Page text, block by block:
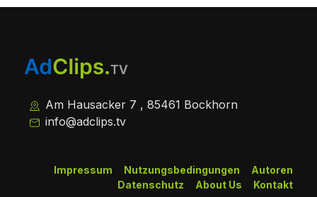
Am Hausacker 7 , 85461 Bockhorn
info@adclips.tv
Autoren
Nutzungsbedingungen
Impressum
Kontakt
About Us
Datenschutz